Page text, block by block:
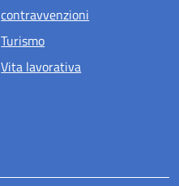
contravvenzioni
Turismo
Vita lavorativa